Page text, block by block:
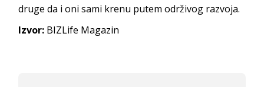
druge da i oni sami krenu putem održivog razvoja.
Izvor: BIZLife Magazin